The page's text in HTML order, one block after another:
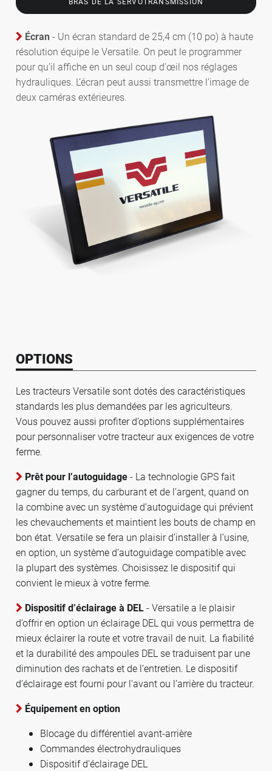
Écran - Un écran standard de 25,4 cm (10 po) à haute
résolution équipe le Versatile. On peut le programmer
pour qu’il affiche en un seul coup d’œil nos réglages
hydrauliques. L’écran peut aussi transmettre l’image de
deux caméras extérieures.
OPTIONS
Les tracteurs Versatile sont dotés des caractéristiques
standards les plus demandées par les agriculteurs.
Vous pouvez aussi profiter d’options supplémentaires
pour personnaliser votre tracteur aux exigences de votre
ferme.
Prêt pour l’autoguidage- La technologie GPS fait
gagner du temps, du carburant et de l’argent, quand on
la combine avec un système d’autoguidage qui prévient
les chevauchements et maintient les bouts de champ en
bon état. Versatile se fera un plaisir d’installer à l’usine,
en option, un système d’autoguidage compatible avec
la plupart des systèmes. Choisissez le dispositif qui
convient le mieux à votre ferme.
Dispositif d’éclairage à DEL- Versatile a le plaisir
d’offrir en option un éclairage DEL qui vous permettra de
mieux éclairer la route et votre travail de nuit. La fiabilité
et la durabilité des ampoules DEL se traduisent par une
diminution des rachats et de l’entretien. Le dispositif
d’éclairage est fourni pour l'avant ou l’arrière du tracteur.
Équipement en option
Blocage du différentiel avant-arrière
Commandes électrohydrauliques
Dispositif d'éclairage DEL